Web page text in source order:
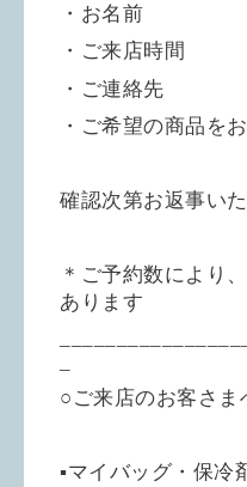
・お名前
・ご来店時間
・ご連絡先
・ご希望の商品を
確認次第お返事いた
＊ご予約数により
あります
○ご来店のお客さま
▪︎マイバッグ・保冷